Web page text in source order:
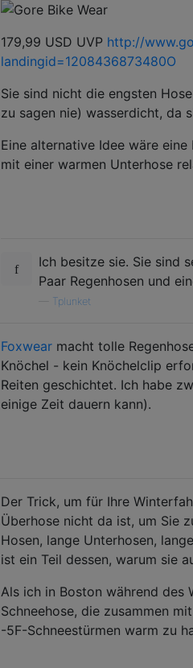
179,99 USD UVP http://
landingid=1208436873480O
Sie sind nicht die engsten
zu sagen nie) wasserdicht, da
Eine alternative Idee wäre
mit einer warmen Unterhose
Ich besitze sie. Sie sind
Paar Regenhosen und
Tplunket
Foxwear macht tolle
Knöchel - kein Knöchelclip
Reiten geschichtet. Ich habe
einige Zeit dauern kann).
Der Trick, um für Ihre
Überhose nicht da ist, um Sie
Hosen, lange Unterhosen,
ist ein Teil dessen, warum sie
Als ich in Boston während des
Schneehose, die zusammen
-5F-Schneestürmen warm zu